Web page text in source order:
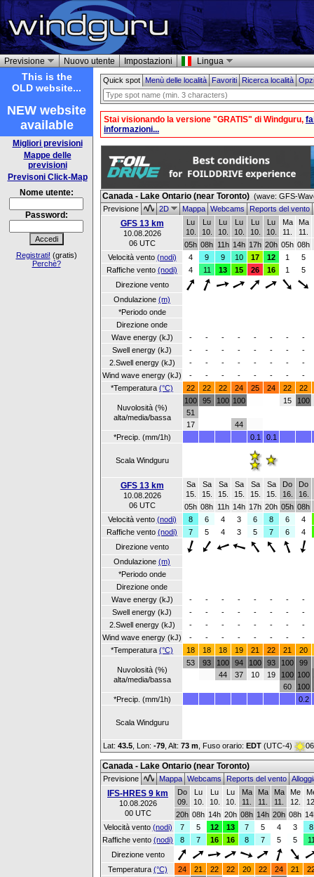
Previsione Nuovo utente Impostazioni Lingua
This is the
OLD website...
NEW website
available
Migliori previsioni
Mappe delle
previsioni
Previsoni Click-Map
Nome utente:
Password:
Registrati! (gratis)
Perchè?
Quick spot Menù delle localitàFavoritiRicerca località
Stai visionando la versione "GRATIS" di Windguru,
informazioni...
Canada - Lake Ontario (near Toronto) (wave: GFS-
Previsione
2D MappaWebcamsReports del vento
GFS 13 km
10.08.2026
06 UTC
Lu
10.
Lu
10.
Lu
10.
Lu
10.
Lu
10.
Lu
10.
Ma
11.
Ma
11.
05h 08h 11h 14h 17h 20h 05h 08h
Velocità vento (nodi) 4 9 9 10 17 12 1
5
Raffiche vento (nodi) 4 11 13 15 26 16 1
5
Direzione vento
Ondulazione (m)
*Periodo onde
Direzione onde
Wave energy (kJ)
- - - - - - -
-
Swell energy (kJ)
- - - - - - -
-
2.Swell energy (kJ)
- - - - - - -
-
Wind wave energy (kJ)
- - - - - - -
-
*Temperatura (°C) 22 22 22 24 25 24 22 22
Nuvolosità (%)
alta/media/bassa
100
51
17
95 100 100
44
15 100
*Precip. (mm/1h) 0.1 0.1
Scala Windguru
GFS 13 km
10.08.2026
06 UTC
Sa
15.
Sa
15.
Sa
15.
Sa
15.
Sa
15.
Sa
15.
Do
16.
Do
16.
05h 08h 11h 14h 17h 20h 05h 08h
Velocità vento (nodi) 8 6 4 3 6 8 6
4
Raffiche vento (nodi) 7 5 4 3 5 7 6
4
Direzione vento
Ondulazione (m)
*Periodo onde
Direzione onde
Wave energy (kJ)
- - - - - - -
-
Swell energy (kJ)
- - - - - - -
-
2.Swell energy (kJ)
- - - - - - -
-
Wind wave energy (kJ)
- - - - - - -
-
*Temperatura (°C) 18 18 18 19 21 22 21 20
Nuvolosità (%)
alta/media/bassa
53 93
100
44
94
37
100
10
93
19
100
100
60
99
100
100
*Precip. (mm/1h)
0.2
Scala Windguru
Lat: 43.5 , Lon: -79 Alt: 73 m , Fuso orario: EDT (UTC-4)
Canada - Lake Ontario (near Toronto)
Previsione MappaWebcamsReports del vento
IFS-HRES 9 km
10.08.2026
00 UTC
Do
09.
Lu
10.
Lu
10.
Lu
10.
Ma
11.
Ma
11.
Ma
11.
Me
12.
20h 08h 14h 20h 08h 14h 20h 08h
Velocità vento (nodi) 7 5 12 13 7 5 4 3
8
Raffiche vento (nodi) 8 7 16 16 8 7 5 5
Direzione vento
Temperatura (°C) 24 21 22 22 20 22 24 21